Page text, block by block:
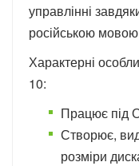
управлінні
російською
Характерні
10:
Працює під
Створює,
розміри